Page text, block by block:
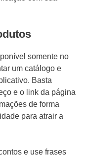
somente no
um catálogo e
Basta
e o link da página
de forma
para atrair a
e use frases